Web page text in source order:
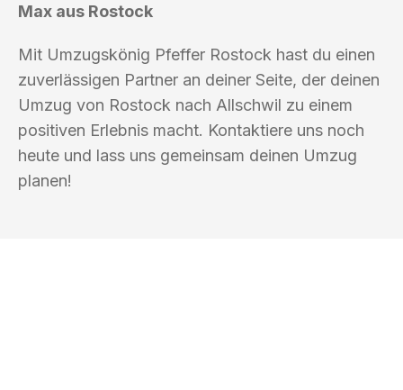
Max aus Rostock
Mit Umzugskönig Pfeffer Rostock hast du einen
zuverlässigen Partner an deiner Seite, der deinen
Umzug von Rostock nach Allschwil zu einem
positiven Erlebnis macht. Kontaktiere uns noch
heute und lass uns gemeinsam deinen Umzug
planen!